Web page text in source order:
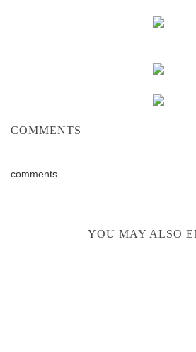
COMMENTS
comments
YOU MAY ALSO